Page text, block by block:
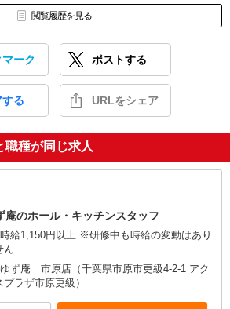
閲覧履歴を見る
ーク ポストする
る URLをシェア
職種が同じ求人
庵のホール・キッチンスタッフ
時給1,150円以上 ※研修中も時給の変動はあり
ん
ゆず庵 市原店（千葉県市原市更級4-2-1 アク
プラザ市原更級）